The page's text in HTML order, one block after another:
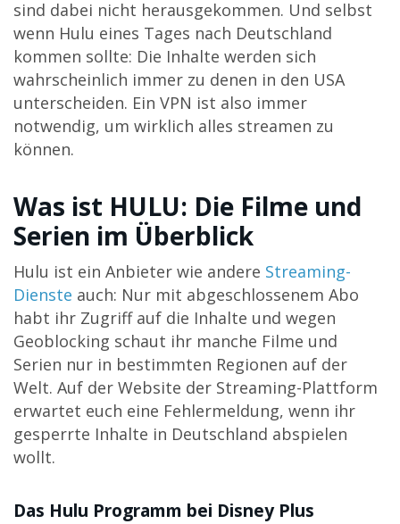
sind dabei nicht herausgekommen. Und selbst
wenn Hulu eines Tages nach Deutschland
kommen sollte: Die Inhalte werden sich
wahrscheinlich immer zu denen in den USA
unterscheiden. Ein VPN ist also immer
notwendig, um wirklich alles streamen zu
können.
Was ist HULU: Die Filme und
Serien im Überblick
Hulu ist ein Anbieter wie andere Streaming-
Dienste auch: Nur mit abgeschlossenem Abo
habt ihr Zugriff auf die Inhalte und wegen
Geoblocking schaut ihr manche Filme und
Serien nur in bestimmten Regionen auf der
Welt. Auf der Website der Streaming-Plattform
erwartet euch eine Fehlermeldung, wenn ihr
gesperrte Inhalte in Deutschland abspielen
wollt.
Das Hulu Programm bei Disney Plus